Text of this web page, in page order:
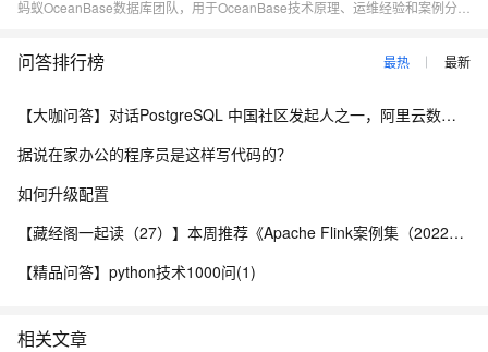
问答排行榜 最热 最新
【大咖问答】对话PostgreSQL 中国社区发起人之一，阿里云数据库高级专家 德哥
据说在家办公的程序员是这样写代码的？
如何升级配置
【藏经阁一起读（27）】本周推荐《Apache Flink案例集（2022版）》，你有哪些心得？
【精品问答】python技术1000问(1)
相关文章